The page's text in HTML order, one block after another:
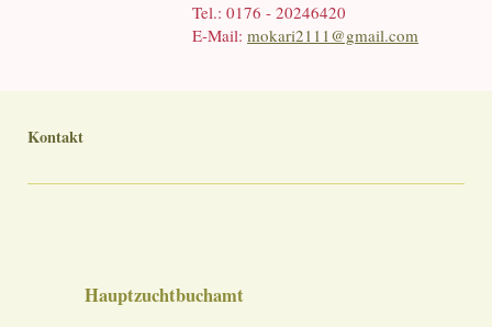
Tel.: 0176 - 20246420
E-Mail: mokari2111@gmail.com
Kontakt
Hauptzuchtbuchamt